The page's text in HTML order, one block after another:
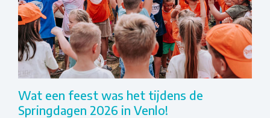
Wat een feest was het tijdens de
Springdagen 2026 in Venlo!